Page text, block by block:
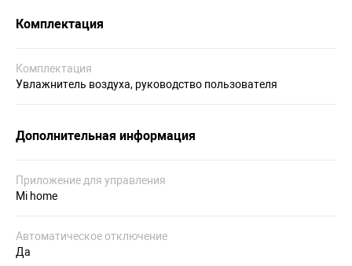
Комплектация
Комплектация
Увлажнитель воздуха, руководство пользователя
Дополнительная информация
Приложение для управления
Mi home
Автоматическое отключение
Да